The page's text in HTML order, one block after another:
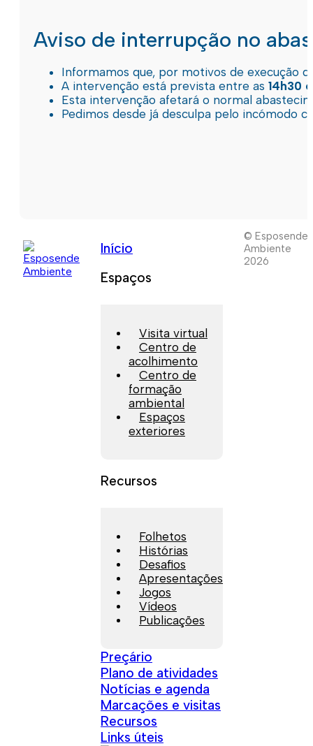
Aviso de interrupção no
Informamos que, por motivos de execução
A intervenção está prevista entre as 14h30
Esta intervenção afetará o normal
Pedimos desde já desculpa pelo incómodo
Início
Espaços
Visita virtual
Centro de
acolhimento
Centro de
formação
ambiental
Espaços
exteriores
Recursos
Folhetos
Histórias
Desafios
Apresentações
Jogos
Vídeos
Publicações
Preçário
Plano de atividades
Notícias e agenda
Marcações e visitas
Recursos
Links úteis
© Esposende
Ambiente
2026